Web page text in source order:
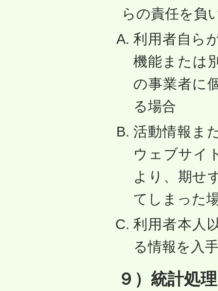
らの責任を負
利用者自ら
機能または
の事業者に
る場合
活動情報ま
ウェブサイ
より、期せ
てしまった
利用者本人
る情報を入
９）統計処